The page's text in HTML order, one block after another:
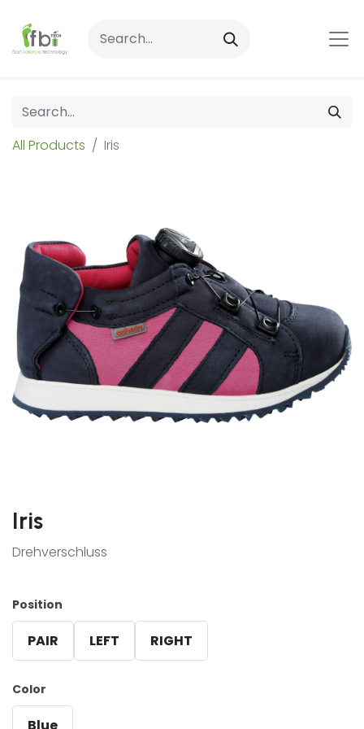
All Products Iris
Iris
Drehverschluss
Position
PAIR LEFT RIGHT
Color